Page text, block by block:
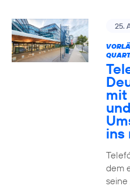
25.
mit
und
ins
dem
seine